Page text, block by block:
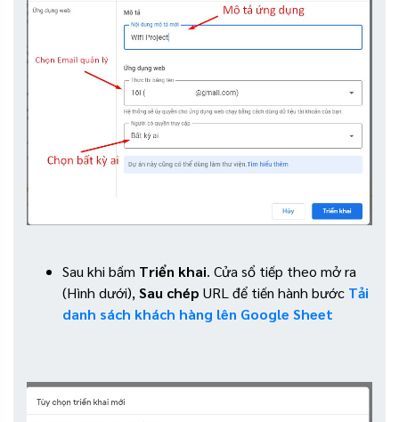
Sau khi bấm Triển khai. Cửa sổ tiếp theo mở ra
(Hình dưới), Sau chép URL để tiến hành bước Tải
danh sách khách hàng lên Google Sheet